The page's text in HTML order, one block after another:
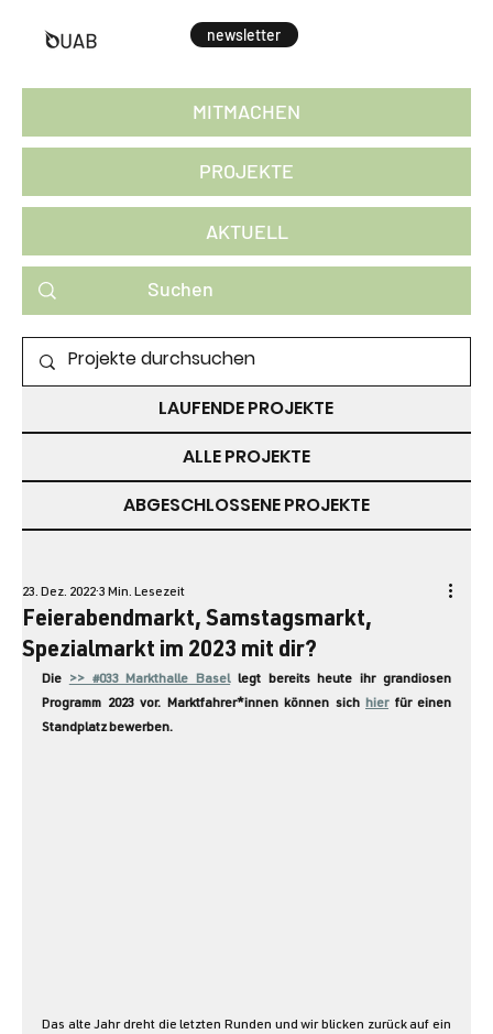
newsletter
Feierabendmarkt, Samstagsmarkt,
Spezialmarkt im 2023 mit dir?
23. Dez. 2022 3 Min. Lesezeit
Die >> #033 Markthalle Basel legt bereits heute ihr grandiosen
Programm 2023 vor. Marktfahrer*innen können sich hier für einen
Standplatz bewerben.
Das alte Jahr dreht die letzten Runden und wir blicken zurück auf ein
AKTUELL
PROJEKTE
MITMACHEN
PROJEKTE ZUM MITMACHEN
LAUFENDE PROJEKTE
ALLE PROJEKTE
ABGESCHLOSSENE PROJEKTE